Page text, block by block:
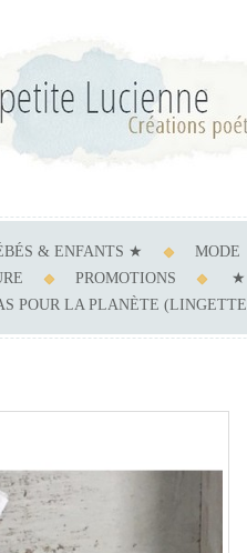
& ENFANTS ★ MODE
PROMOTIONS ★
POUR LA PLANÈTE